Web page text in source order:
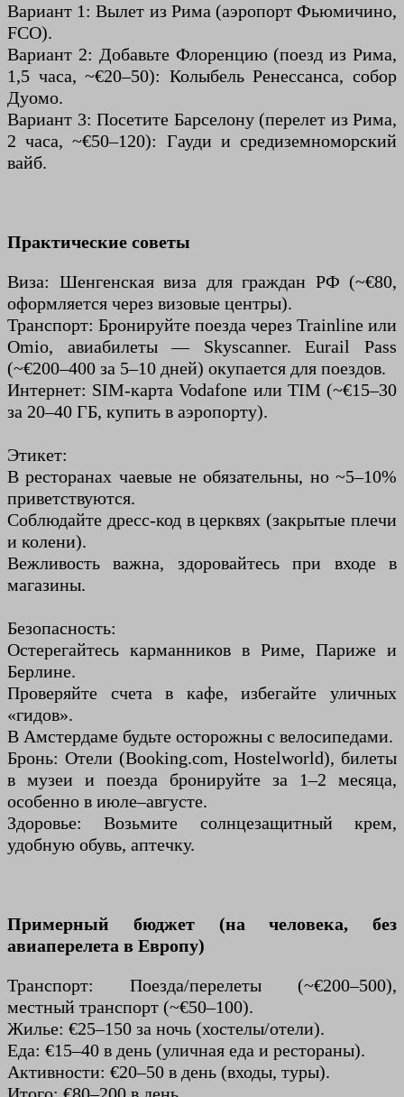
Вариант 1: Вылет из Рима (аэропорт Фьюмичино,
FCO).
Вариант 2: Добавьте Флоренцию (поезд из Рима,
1,5 часа, ~€20–50): Колыбель Ренессанса, собор
Дуомо.
Вариант 3: Посетите Барселону (перелет из Рима,
2 часа, ~€50–120): Гауди и средиземноморский
вайб.
Практические советы
Виза: Шенгенская виза для граждан РФ (~€80,
оформляется через визовые центры).
Транспорт: Бронируйте поезда через Trainline или
Omio, авиабилеты — Skyscanner. Eurail Pass
(~€200–400 за 5–10 дней) окупается для поездов.
Интернет: SIM-карта Vodafone или TIM (~€15–30
за 20–40 ГБ, купить в аэропорту).
Этикет:
В ресторанах чаевые не обязательны, но ~5–10%
приветствуются.
Соблюдайте дресс-код в церквях (закрытые плечи
и колени).
Вежливость важна, здоровайтесь при входе в
магазины.
Безопасность:
Остерегайтесь карманников в Риме, Париже и
Берлине.
Проверяйте счета в кафе, избегайте уличных
«гидов».
В Амстердаме будьте осторожны с велосипедами.
Бронь: Отели (Booking.com, Hostelworld), билеты
в музеи и поезда бронируйте за 1–2 месяца,
особенно в июле–августе.
Здоровье: Возьмите солнцезащитный крем,
удобную обувь, аптечку.
Примерный бюджет (на человека, без
авиаперелета в Европу)
Транспорт: Поезда/перелеты (~€200–500),
местный транспорт (~€50–100).
Жилье: €25–150 за ночь (хостелы/отели).
Еда: €15–40 в день (уличная еда и рестораны).
Активности: €20–50 в день (входы, туры).